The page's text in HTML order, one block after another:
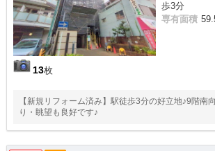
13枚
歩3分
専有面積
【新規リフォーム済み】駅徒歩3分の好立地♪9階南
り・眺望も良好です♪